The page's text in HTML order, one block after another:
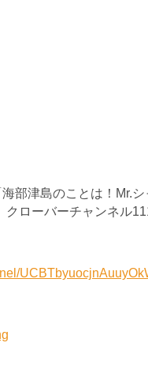
津島のことは！Mr.
ローバーチャンネル